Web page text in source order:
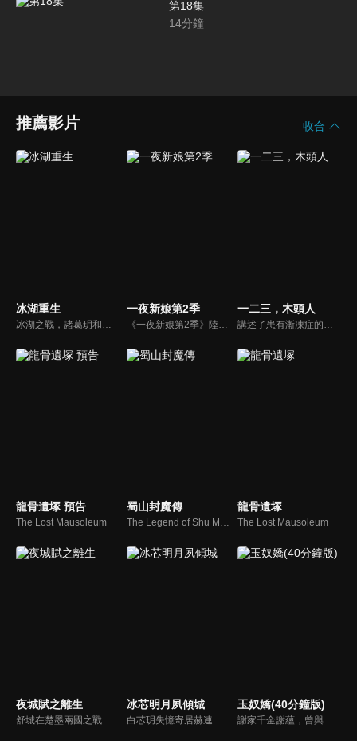
第18集
14分鐘
推薦影片 收合
冰湖重生 一夜新娘第2季
《一夜新娘第2季》陸劇線上看。花溶（趙昭儀）與秦尚城（袁昊）歷盡劫波、終成愛侶。正當兩人婚禮，一紙聖詔卻命花溶與鄰國質子合親，為保全天下，花溶決定與秦尚城暫時“隱婚”，一同率領天楚使團出使南荒“和親”。
一二三，木頭人
龍骨遺塚 預告
The Lost Mausoleum
蜀山封魔傳 龍骨遺塚
The Lost Mausoleum
夜城賦之離生
舒城在楚墨兩國之戰中落敗，並成為了墨國五皇女莫茴的魂器。失去自我意識的舒城跟隨姐姐莫茹回到墨國，面對失而復得的妹妹，莫茹欣喜又憂慮。為了保護親人和國家她棄醫從戎，甚至為了保護莫茴不惜被砍掉一條手臂，然而這一切都阻擋不了局勢的動盪不安...
冰芯明月夙傾城
白芯玥失憶寄居赫連府，與赫連夙在查探身世的過程中糾纏不清，彼此間情愫暗生。然而，藍羽軍的謎團、玄璃珠的秘密、以及潛伏在暗處的千機閣，讓他們步步驚心。白芯玥曾經的青梅竹馬沈瀾熠，如今卻是隱藏黑暗勢力的操控者，在愛與仇恨間掙扎。赫連夙和白芯玥能否衝破重重阻礙，找回真相？
玉奴嬌(40分鐘版)
謝家千金謝蘊，曾與殷稷相識相愛，卻被誤會為背叛殷稷轉嫁齊王的始亂終棄之人。殷稷登上王位後，開啟了謝蘊地獄般的宮廷生活。謝蘊在與殷稷的愛恨糾葛中依然守住本心，兩人攜手粉碎了逆賊的陰謀。